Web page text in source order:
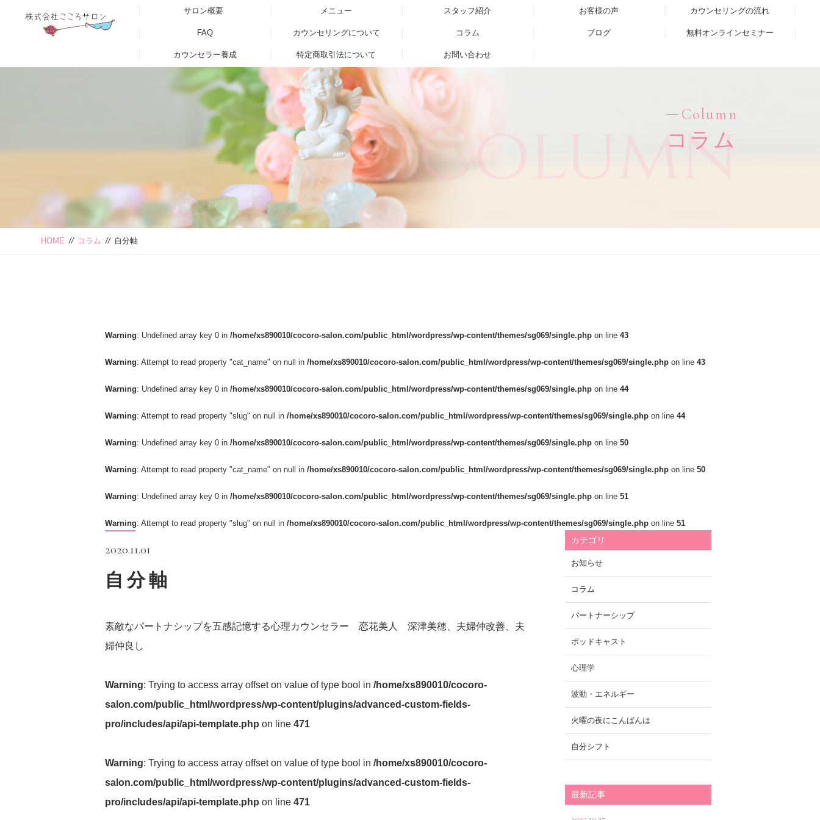
サロン概要 メニュー スタッフ紹介 お客様の声 カウンセリングの流れ
FAQ カウンセリングについて コラム ブログ 無料オンラインセミナー
カウンセラー養成 特定商取引法について お問い合わせ
Column
コラム
Column
HOME // コラム // 自分軸
Warning: Undefined array key 0 in /home/xs890010/cocoro-salon.com/public_html/wordpress/wp-content/themes/sg069/single.php on line 43
Warning: Attempt to read property "cat_name" on null in /home/xs890010/cocoro-salon.com/public_html/wordpress/wp-content/themes/sg069/single.php on line 43
Warning: Undefined array key 0 in /home/xs890010/cocoro-salon.com/public_html/wordpress/wp-content/themes/sg069/single.php on line 44
Warning: Attempt to read property "slug" on null in /home/xs890010/cocoro-salon.com/public_html/wordpress/wp-content/themes/sg069/single.php on line 44
Warning: Undefined array key 0 in /home/xs890010/cocoro-salon.com/public_html/wordpress/wp-content/themes/sg069/single.php on line 50
Warning: Attempt to read property "cat_name" on null in /home/xs890010/cocoro-salon.com/public_html/wordpress/wp-content/themes/sg069/single.php on line 50
Warning: Undefined array key 0 in /home/xs890010/cocoro-salon.com/public_html/wordpress/wp-content/themes/sg069/single.php on line 51
Warning: Attempt to read property "slug" on null in /home/xs890010/cocoro-salon.com/public_html/wordpress/wp-content/themes/sg069/single.php on line 51
2020.11.01
自分軸
素敵なパートナシップを五感記憶する心理カウンセラー 恋花美人 深津美穂、夫婦仲改善、夫
婦仲良し
Warning: Trying to access array offset on value of type bool in /home/xs890010/cocoro-
salon.com/public_html/wordpress/wp-content/plugins/advanced-custom-fields-
pro/includes/api/api-template.php on line 471
Warning: Trying to access array offset on value of type bool in /home/xs890010/cocoro-
salon.com/public_html/wordpress/wp-content/plugins/advanced-custom-fields-
pro/includes/api/api-template.php on line 471
カテゴリ
お知らせ
コラム
パートナーシップ
ポッドキャスト
心理学
波動・エネルギー
火曜の夜にこんばんは
自分シフト
最新記事